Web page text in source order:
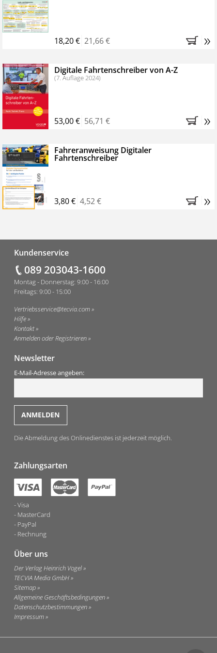
Bestellen Sie jetzt das VerkehrsRundschau Profipaket im
Kennenlern-Abo für zwei Monate (inkl. der derzeitig
Monaten brauchen Sie nichts weiter tun, das
Abonnement endet automatisch, es entstehen keine
weiteren Verpflichtungen.
18,20 € 21,66 € »
Digitale Fahrtenschreiber von A-Z
(7. Auflage 2024)
53,00 € 56,71 € »
Fahreranweisung Digitaler
Fahrtenschreiber
3,80 € 4,52 € »
Kundenservice
089 203043-1600
Montag - Donnerstag: 9:00 - 16:00
Freitags: 9:00 - 15:00
Vertriebsservice@tecvia.com
Hilfe
Kontakt
Anmelden oder Registrieren
Newsletter
E-Mail-Adresse angeben:
Die Abmeldung des Onlinedienstes ist jederzeit möglich.
Zahlungsarten
Visa
MasterCard
PayPal
Rechnung
Über uns
Der Verlag Heinrich Vogel
TECVIA Media GmbH
Sitemap
Allgemeine Geschäftsbedingungen
Datenschutzbestimmungen
Impressum